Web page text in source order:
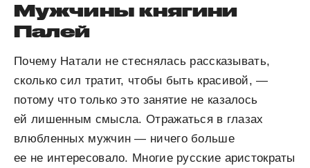
Мужчины княгини
Палей
Почему Натали не стеснялась рассказывать,
сколько сил тратит, чтобы быть красивой, —
потому что только это занятие не казалось
ей лишенным смысла. Отражаться в глазах
влюбленных мужчин — ничего больше
ее не интересовало. Многие русские аристократы